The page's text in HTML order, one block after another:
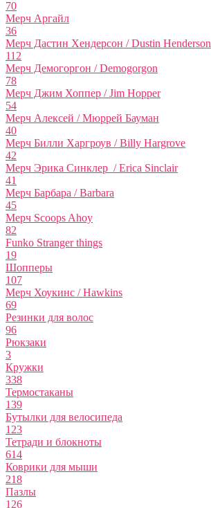
70
Мерч Аргайл
36
Мерч Дастин Хендерсон / Dustin Henderson
112
Мерч Демогоргон / Demogorgon
78
Мерч Джим Хоппер / Jim Hopper
54
Мерч Алексей / Мюррей Бауман
40
Мерч Билли Харгроув / Billy Hargrove
42
Мерч Эрика Синклер / Erica Sinclair
41
Мерч Барбара / Barbara
45
Мерч Scoops Ahoy
82
Funko Stranger things
19
Шопперы
107
Мерч Хоукинс / Hawkins
69
Резинки для волос
96
Рюкзаки
3
Кружки
338
Термостаканы
139
Бутылки для велосипеда
123
Тетради и блокноты
614
Коврики для мыши
218
Пазлы
126